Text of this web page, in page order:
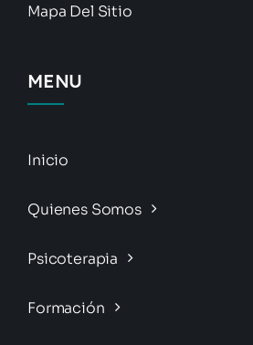
Mapa Del Sitio
MENU
Inicio
Quienes Somos
Psicoterapia
Formación